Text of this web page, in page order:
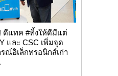
ดีแทค #ทิ้งให้ดีมีแต่
และ CSC เพิ่มจุด
ณ์อิเล็กทรอนิกส์เก่า